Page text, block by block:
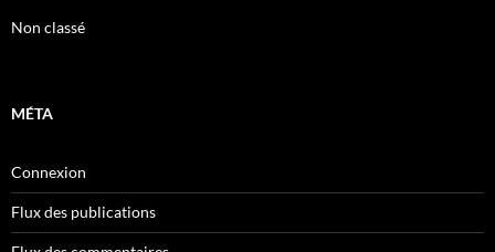
Non classé
MÉTA
Connexion
Flux des publications